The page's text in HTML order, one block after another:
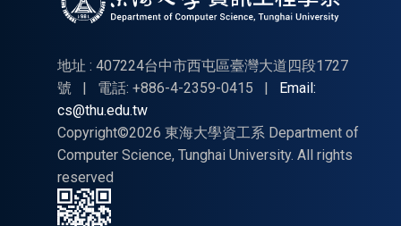
地址 : 407224台中市西屯區臺灣大道四段1727
號
| 電話: +886-4-2359-0415 |
Email:
cs@thu.edu.tw
Copyright©2026 東海大學資工系 Department of
Computer Science, Tunghai University. All rights
reserved